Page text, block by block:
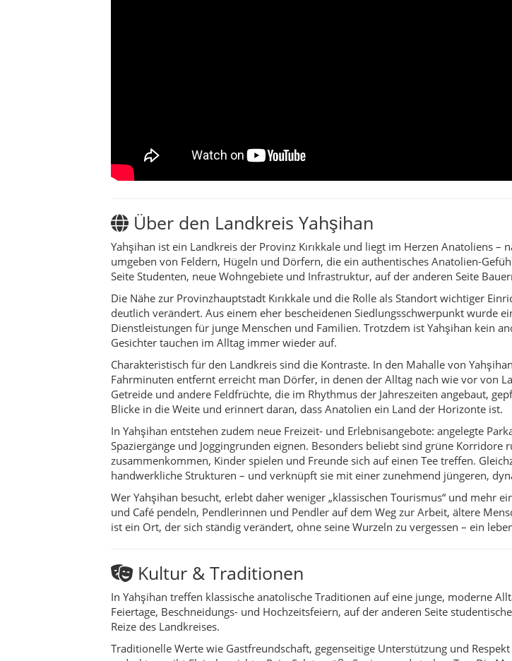
Charakteristisch für den Landkreis sind die Kontraste. In den Mahalle von
Fahrminuten entfernt erreicht man Dörfer, in denen der Alltag nach wie vor von
In Yahşihan entstehen zudem neue Freizeit- und Erlebnisangebote: angelegte
Spaziergänge und Joggingrunden eignen. Besonders beliebt sind grüne
zusammenkommen, Kinder spielen und Freunde sich auf einen Tee treffen.
handwerkliche Strukturen – und verknüpft sie mit einer zunehmend jüngeren,
Wer Yahşihan besucht, erlebt daher weniger „klassischen Tourismus“ und mehr
und Café pendeln, Pendlerinnen und Pendler auf dem Weg zur Arbeit, ältere
ist ein Ort, der sich ständig verändert, ohne seine Wurzeln zu vergessen – ein
Kultur & Traditionen
In Yahşihan treffen klassische anatolische Traditionen auf eine junge, moderne
Feiertage, Beschneidungs- und Hochzeitsfeiern, auf der anderen Seite
Reize des Landkreises.
Traditionelle Werte wie Gastfreundschaft, gegenseitige Unterstützung und
gedeckt, es gibt Fleischgerichte, Reis, Salate, süße Speisen und starken Tee. Die
türkischen Pop-Songs, die abends aus Wohnheimen und Autos zu hören sind.
Aktivitäten & Erlebnisse
Spaziergänge durch die Mahalle von Yahşihan, um das Zusammenspiel
Teilnahme an lokalen Festen oder Veranstaltungen – von religiösen Anlässen
Fototouren in den Abendstunden, wenn die Lichter von Yahşihan und
Praktische Reisetipps
Yahşihan ist über die Straßenverbindungen der Provinz Kırıkkale gut